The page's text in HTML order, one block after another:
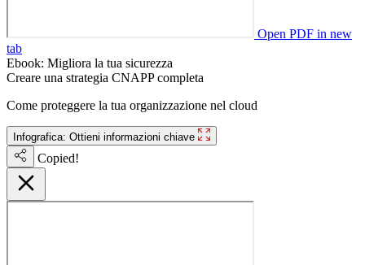
Open PDF in new
tab
Ebook: Migliora la tua sicurezza
Creare una strategia CNAPP completa
Come proteggere la tua organizzazione nel cloud
Infografica: Ottieni informazioni chiave
Copied!